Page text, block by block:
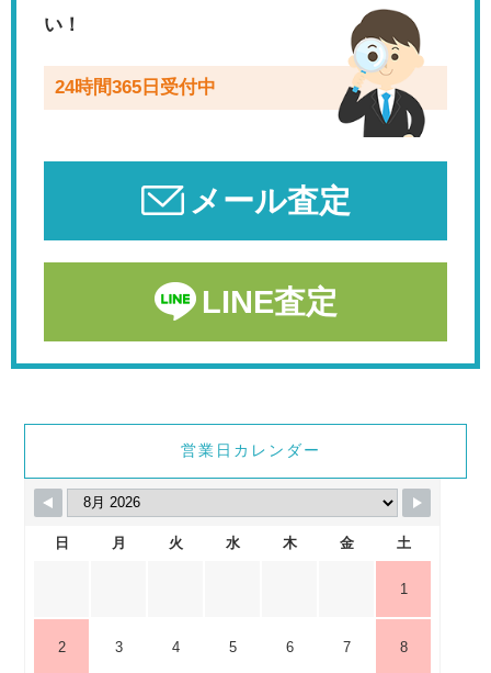
い！
24時間365日受付中
メール査定
LINE査定
営業日カレンダー
日 月 火 水 木 金 土
1
2 3 4 5 6 7 8